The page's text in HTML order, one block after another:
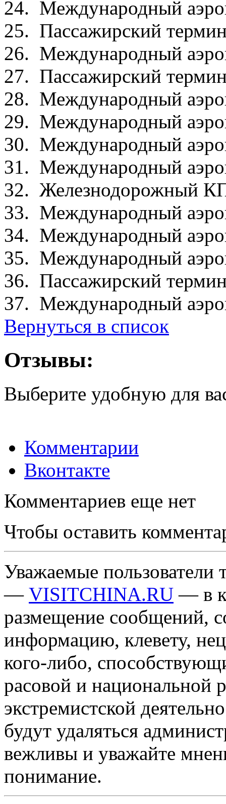
24. Международный
25. Пассажирский
26. Международный
27. Пассажирский
28. Международный
29. Международный
30. Международный
31. Международный
32. Железнодорожный
33. Международный
34. Международный
35. Международный
36. Пассажирский
37. Международный
Вернуться в список
Отзывы:
Выберите удобную для
Комментарии
Вконтакте
Комментариев еще нет
Чтобы оставить
Уважаемые пользователи
— VISITCHINA.RU — в
размещение сообщений,
информацию, клевету,
кого-либо,
расовой и национальной
экстремистской
будут удаляться
вежливы и уважайте
понимание.